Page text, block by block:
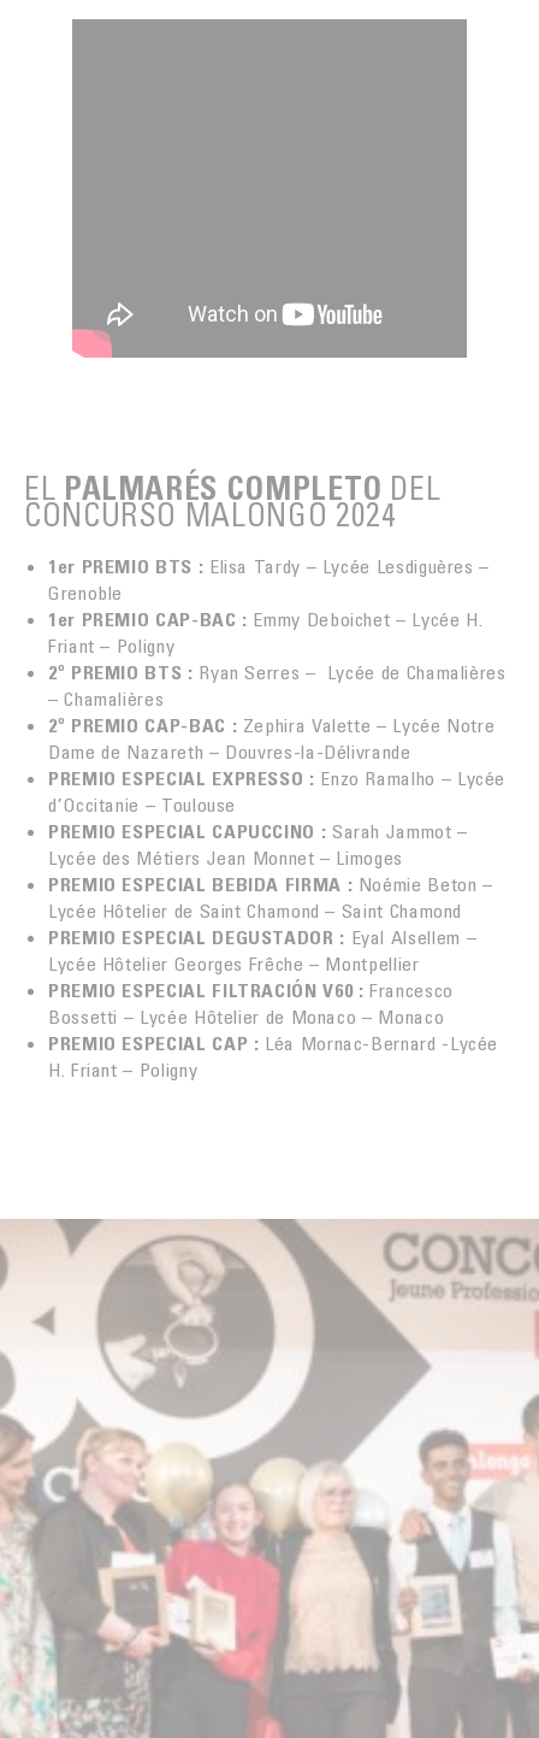
EL PALMARÉS COMPLETO DEL
CONCURSO MALONGO 2024
1er PREMIO BTS : Elisa Tardy – Lycée Lesdiguères –
Grenoble
1er PREMIO CAP-BAC : Emmy Deboichet – Lycée H.
Friant – Poligny
2º PREMIO BTS : Ryan Serres – Lycée de Chamalières
– Chamalières
2º PREMIO CAP-BAC : Zephira Valette – Lycée Notre
Dame de Nazareth – Douvres-la-Délivrande
PREMIO ESPECIAL EXPRESSO : Enzo Ramalho – Lycée
d’Occitanie – Toulouse
PREMIO ESPECIAL CAPUCCINO : Sarah Jammot –
Lycée des Métiers Jean Monnet – Limoges
PREMIO ESPECIAL BEBIDA FIRMA : Noémie Beton –
Lycée Hôtelier de Saint Chamond – Saint Chamond
PREMIO ESPECIAL DEGUSTADOR : Eyal Alsellem –
Lycée Hôtelier Georges Frêche – Montpellier
PREMIO ESPECIAL FILTRACIÓN V60 : Francesco
Bossetti – Lycée Hôtelier de Monaco – Monaco
PREMIO ESPECIAL CAP : Léa Mornac-Bernard -Lycée
H. Friant – Poligny